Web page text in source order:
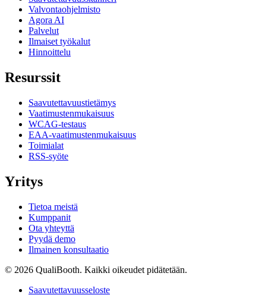
Valvontaohjelmisto
Agora AI
Palvelut
Ilmaiset työkalut
Hinnoittelu
Resurssit
Saavutettavuustietämys
Vaatimustenmukaisuus
WCAG-testaus
EAA-vaatimustenmukaisuus
Toimialat
RSS-syöte
Yritys
Tietoa meistä
Kumppanit
Ota yhteyttä
Pyydä demo
Ilmainen konsultaatio
© 2026 QualiBooth. Kaikki oikeudet pidätetään.
Saavutettavuusseloste